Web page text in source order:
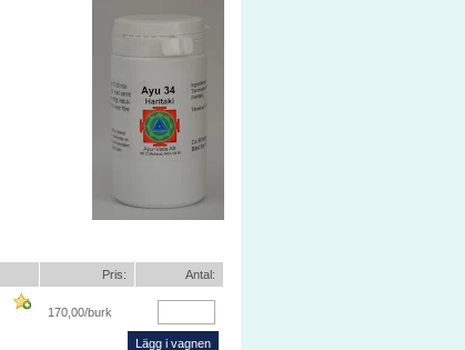
Pris: Antal:
170,00/burk